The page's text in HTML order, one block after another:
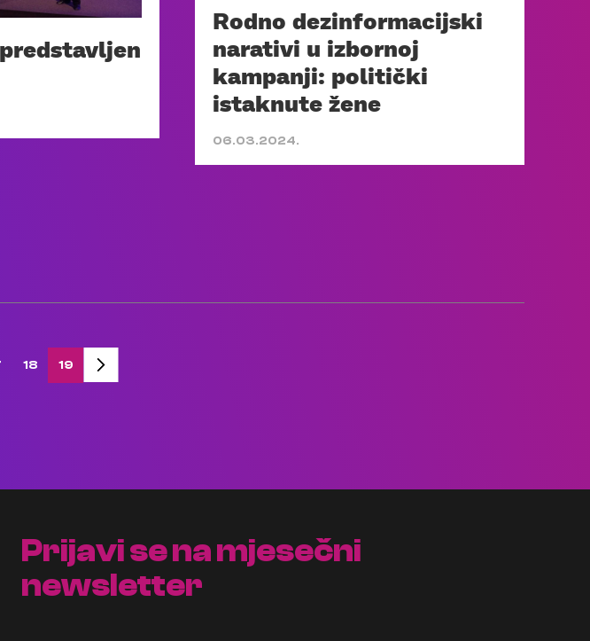
Rodno dezinformacijski
narativi u izbornoj
kampanji: politički
istaknute žene
06.03.2024.
18 19
Prijavi se na mjesečni
newsletter